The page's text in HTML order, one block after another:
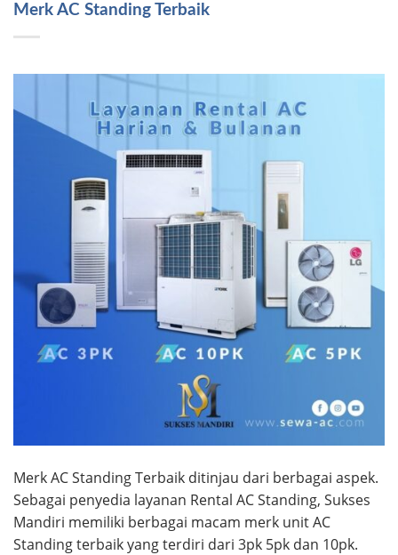
Merk AC Standing Terbaik
Merk AC Standing Terbaik ditinjau dari berbagai aspek.
Sebagai penyedia layanan Rental AC Standing, Sukses
Mandiri memiliki berbagai macam merk unit AC
Standing terbaik yang terdiri dari 3pk 5pk dan 10pk.